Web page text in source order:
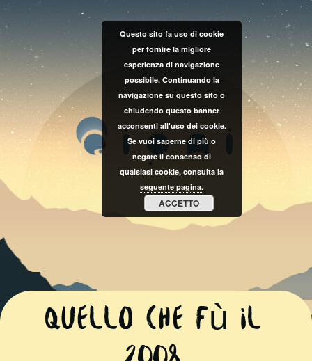
Quello che fù il
Questo sito fa uso di cookie
per fornire la migliore
esperienza di navigazione
possibile. Continuando la
navigazione su questo sito o
chiudendo questo banner
acconsenti all'uso dei cookie.
Se vuoi saperne di più o
negare il consenso di
qualsiasi cookie, consulta la
seguente pagina.
ACCETTO